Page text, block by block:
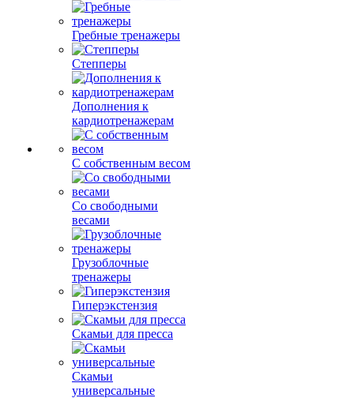
Гребные тренажеры
Степперы
Дополнения к
кардиотренажерам
С собственным весом
Со свободными
весами
Грузоблочные
тренажеры
Гиперэкстензия
Скамьи для пресса
Скамьи
универсальные